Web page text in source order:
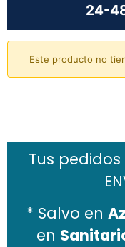
24-
Este producto no
Tus
* Salvo en
en